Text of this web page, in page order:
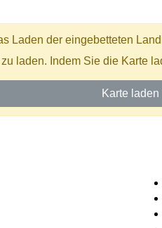
Laden der eingebetteten
laden. Indem Sie die Karte
Karte laden